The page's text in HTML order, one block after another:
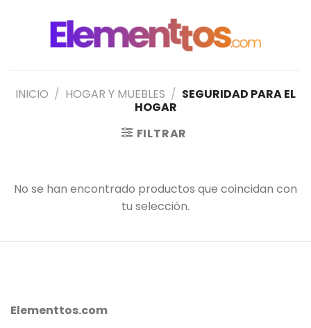
INICIO / HOGAR Y MUEBLES / SEGURIDAD PARA EL
HOGAR
FILTRAR
No se han encontrado productos que coincidan con
tu selección.
Elementtos.com